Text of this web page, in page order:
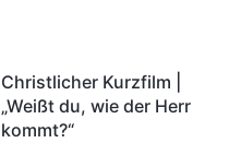
in das Königreich Gottes
eintreten?
Christlicher Kurzfilm |
„Weißt du, wie der Herr
kommt?“